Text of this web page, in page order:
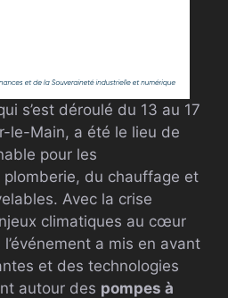
s’est déroulé du 13 au 17
le-Main, a été le lieu de
pour les
du chauffage et
Avec la crise
climatiques au cœur
a mis en avant
et des technologies
autour des pompes à